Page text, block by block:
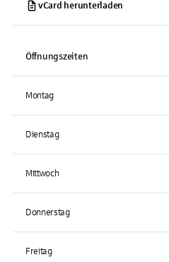
vCard herunterladen
Öffnungszeiten
Montag
Dienstag
Mittwoch
Donnerstag
Freitag